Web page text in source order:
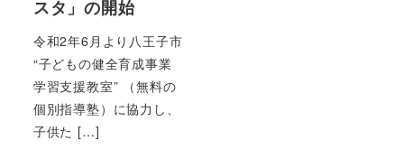
スタ」の開始
令和2年6月より八王子市
“子どもの健全育成事業
学習支援教室” （無料の
個別指導塾）に協力し、
子供た […]